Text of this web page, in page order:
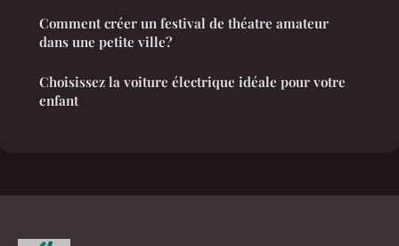
Comment créer un festival de théatre amateur
dans une petite ville?
Choisissez la voiture électrique idéale pour votre
enfant